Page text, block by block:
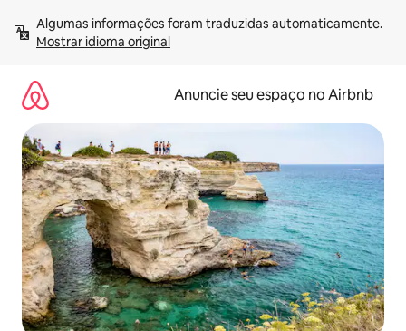
para
Mostrar idioma original
Anuncie seu espaço no Airbnb